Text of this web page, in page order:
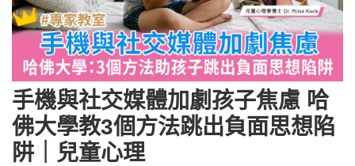
手機與社交媒體加劇孩子焦慮 哈
佛大學教3個方法跳出負面思想陷
阱｜兒童心理